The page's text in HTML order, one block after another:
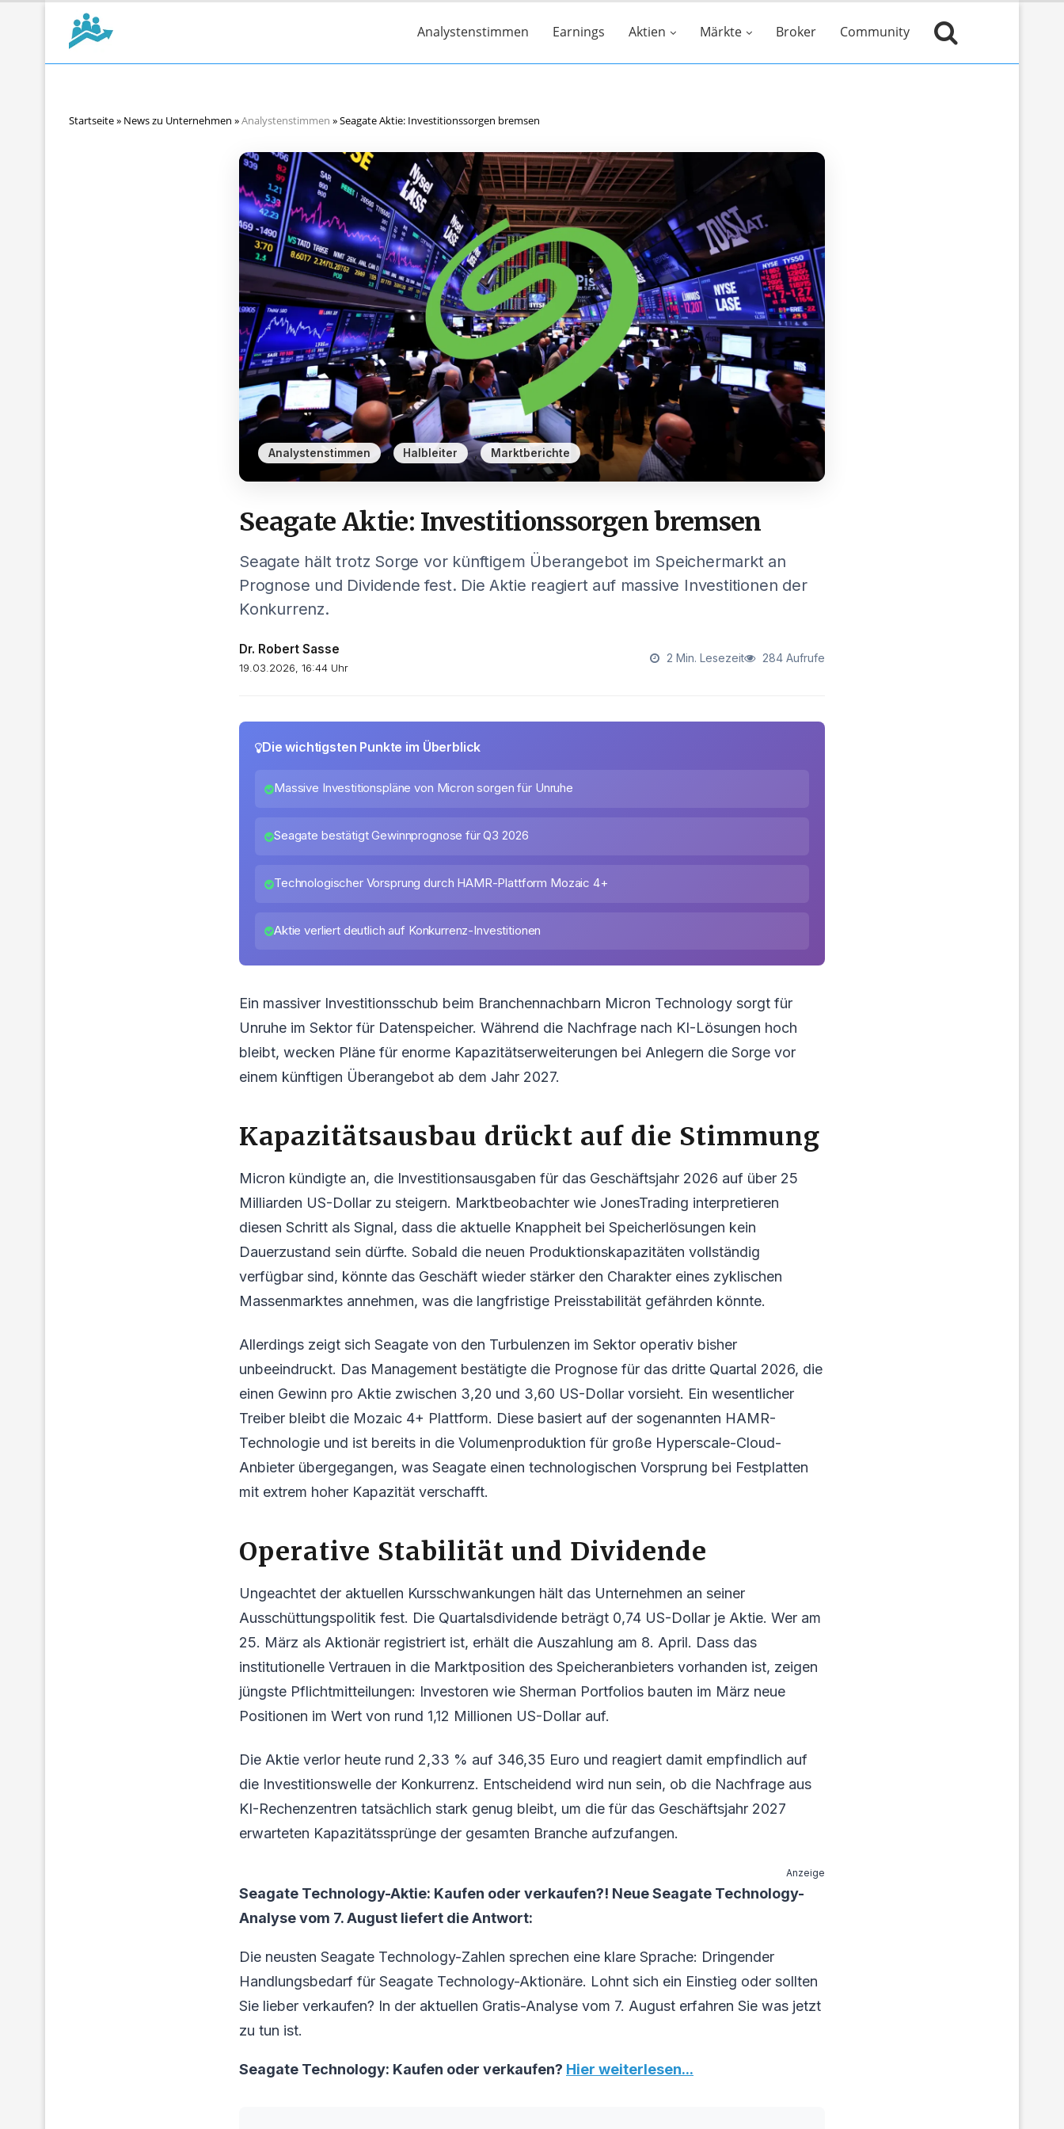
Analystenstimmen Earnings Aktien Märkte Broker Community
Startseite» News zu Unternehmen »Analystenstimmen »Seagate Aktie: Investitionssorgen bremsen
Analystenstimmen , Halbleiter , Marktberichte
Seagate Aktie: Investitionssorgen bremsen
Seagate hält trotz Sorge vor künftigem Überangebot im Speichermarkt an
Prognose und Dividende fest. Die Aktie reagiert auf massive Investitionen der
Konkurrenz.
Dr. Robert Sasse
19.03.2026, 16:44 Uhr
2 Min. Lesezeit 284 Aufrufe
Die wichtigsten Punkte im Überblick
Massive Investitionspläne von Micron sorgen für Unruhe
Seagate bestätigt Gewinnprognose für Q3 2026
Technologischer Vorsprung durch HAMR-Plattform Mozaic 4+
Aktie verliert deutlich auf Konkurrenz-Investitionen
Ein massiver Investitionsschub beim Branchennachbarn Micron Technology sorgt für
Unruhe im Sektor für Datenspeicher. Während die Nachfrage nach KI-Lösungen hoch
bleibt, wecken Pläne für enorme Kapazitätserweiterungen bei Anlegern die Sorge vor
einem künftigen Überangebot ab dem Jahr 2027.
Kapazitätsausbau drückt auf die Stimmung
Micron kündigte an, die Investitionsausgaben für das Geschäftsjahr 2026 auf über 25
Milliarden US-Dollar zu steigern. Marktbeobachter wie JonesTrading interpretieren
diesen Schritt als Signal, dass die aktuelle Knappheit bei Speicherlösungen kein
Dauerzustand sein dürfte. Sobald die neuen Produktionskapazitäten vollständig
verfügbar sind, könnte das Geschäft wieder stärker den Charakter eines zyklischen
Massenmarktes annehmen, was die langfristige Preisstabilität gefährden könnte.
Allerdings zeigt sich Seagate von den Turbulenzen im Sektor operativ bisher
unbeeindruckt. Das Management bestätigte die Prognose für das dritte Quartal 2026, die
einen Gewinn pro Aktie zwischen 3,20 und 3,60 US-Dollar vorsieht. Ein wesentlicher
Treiber bleibt die Mozaic 4+ Plattform. Diese basiert auf der sogenannten HAMR-
Technologie und ist bereits in die Volumenproduktion für große Hyperscale-Cloud-
Anbieter übergegangen, was Seagate einen technologischen Vorsprung bei Festplatten
mit extrem hoher Kapazität verschafft.
Operative Stabilität und Dividende
Ungeachtet der aktuellen Kursschwankungen hält das Unternehmen an seiner
Ausschüttungspolitik fest. Die Quartalsdividende beträgt 0,74 US-Dollar je Aktie. Wer am
25. März als Aktionär registriert ist, erhält die Auszahlung am 8. April. Dass das
institutionelle Vertrauen in die Marktposition des Speicheranbieters vorhanden ist, zeigen
jüngste Pflichtmitteilungen: Investoren wie Sherman Portfolios bauten im März neue
Positionen im Wert von rund 1,12 Millionen US-Dollar auf.
Die Aktie verlor heute rund 2,33 % auf 346,35 Euro und reagiert damit empfindlich auf
die Investitionswelle der Konkurrenz. Entscheidend wird nun sein, ob die Nachfrage aus
KI-Rechenzentren tatsächlich stark genug bleibt, um die für das Geschäftsjahr 2027
erwarteten Kapazitätssprünge der gesamten Branche aufzufangen.
Anzeige
Seagate Technology-Aktie: Kaufen oder verkaufen?! Neue Seagate Technology-
Analyse vom 7. August liefert die Antwort:
Die neusten Seagate Technology-Zahlen sprechen eine klare Sprache: Dringender
Handlungsbedarf für Seagate Technology-Aktionäre. Lohnt sich ein Einstieg oder sollten
Sie lieber verkaufen? In der aktuellen Gratis-Analyse vom 7. August erfahren Sie was jetzt
zu tun ist.
Seagate Technology: Kaufen oder verkaufen? Hier weiterlesen...